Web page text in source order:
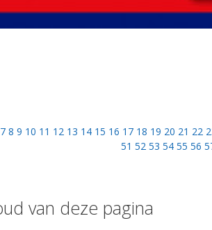
7 8 9 10 11 12 13 14 15 16 17 18 19 20 21 22
515253545556
van deze pagina